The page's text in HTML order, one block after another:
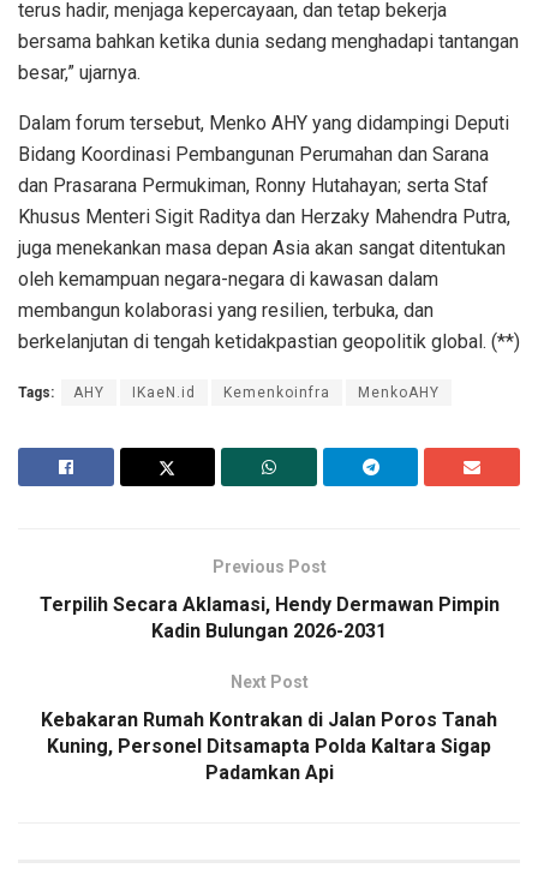
terus hadir, menjaga kepercayaan, dan tetap bekerja
bersama bahkan ketika dunia sedang menghadapi tantangan
besar,” ujarnya.
Dalam forum tersebut, Menko AHY yang didampingi Deputi
Bidang Koordinasi Pembangunan Perumahan dan Sarana
dan Prasarana Permukiman, Ronny Hutahayan; serta Staf
Khusus Menteri Sigit Raditya dan Herzaky Mahendra Putra,
juga menekankan masa depan Asia akan sangat ditentukan
oleh kemampuan negara-negara di kawasan dalam
membangun kolaborasi yang resilien, terbuka, dan
berkelanjutan di tengah ketidakpastian geopolitik global. (**)
Tags: AHY IKaeN.id Kemenkoinfra MenkoAHY
Previous Post
Terpilih Secara Aklamasi, Hendy Dermawan Pimpin
Kadin Bulungan 2026-2031
Next Post
Kebakaran Rumah Kontrakan di Jalan Poros Tanah
Kuning, Personel Ditsamapta Polda Kaltara Sigap
Padamkan Api